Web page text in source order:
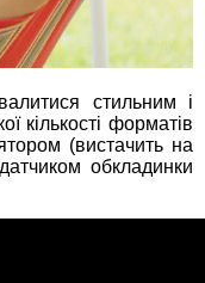
стильним і
кількості форматів
(вистачить на
обкладинки